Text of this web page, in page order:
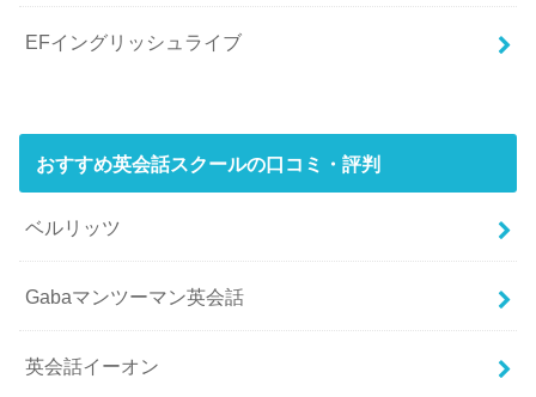
EFイングリッシュライブ
おすすめ英会話スクールの口コミ・評判
ベルリッツ
Gabaマンツーマン英会話
英会話イーオン